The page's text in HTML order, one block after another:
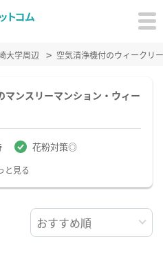
大学周辺 空気清浄機付のウィークリ
ンスリーマンション・ウィー
花粉対策◎
と見る